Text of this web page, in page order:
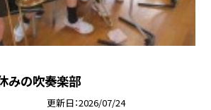
休みの吹奏楽部
更新日 2026/07/24